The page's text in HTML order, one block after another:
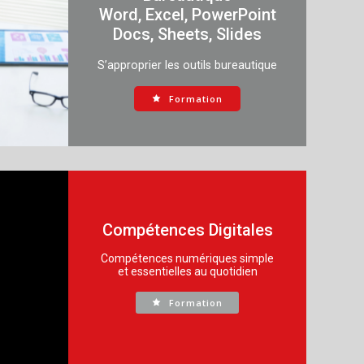
Word, Excel, PowerPoint
Docs, Sheets, Slides
S’approprier les outils bureautique
Formation
Compétences Digitales
Compétences numériques simple
et essentielles au quotidien
Formation